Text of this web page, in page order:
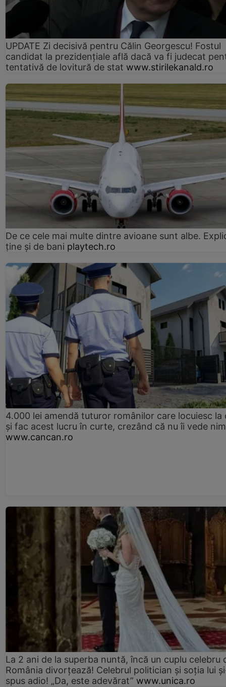
UPDATE Zi decisivă pentru Călin Georgescu! Fostul
candidat la prezidențiale află dacă va fi judecat
tentativă de lovitură de stat www.stirilekanald.ro
De ce cele mai multe dintre avioane sunt albe.
ține și de bani playtech.ro
4.000 lei amendă tuturor românilor care locuiesc la
și fac acest lucru în curte, crezând că nu îi vede
www.cancan.ro
La 2 ani de la superba nuntă, încă un cuplu celebru
România divorțează! Celebrul politician și soția lui
spus adio! „Da, este adevărat” www.unica.ro